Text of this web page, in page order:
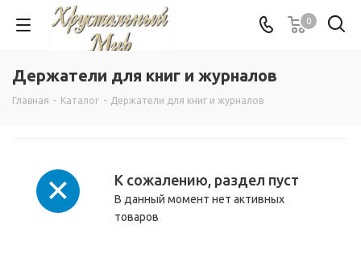
0
Держатели для книг и журналов
Главная - Каталог - Держатели для книг и журналов
К сожалению, раздел пуст
В данный момент нет активных
товаров